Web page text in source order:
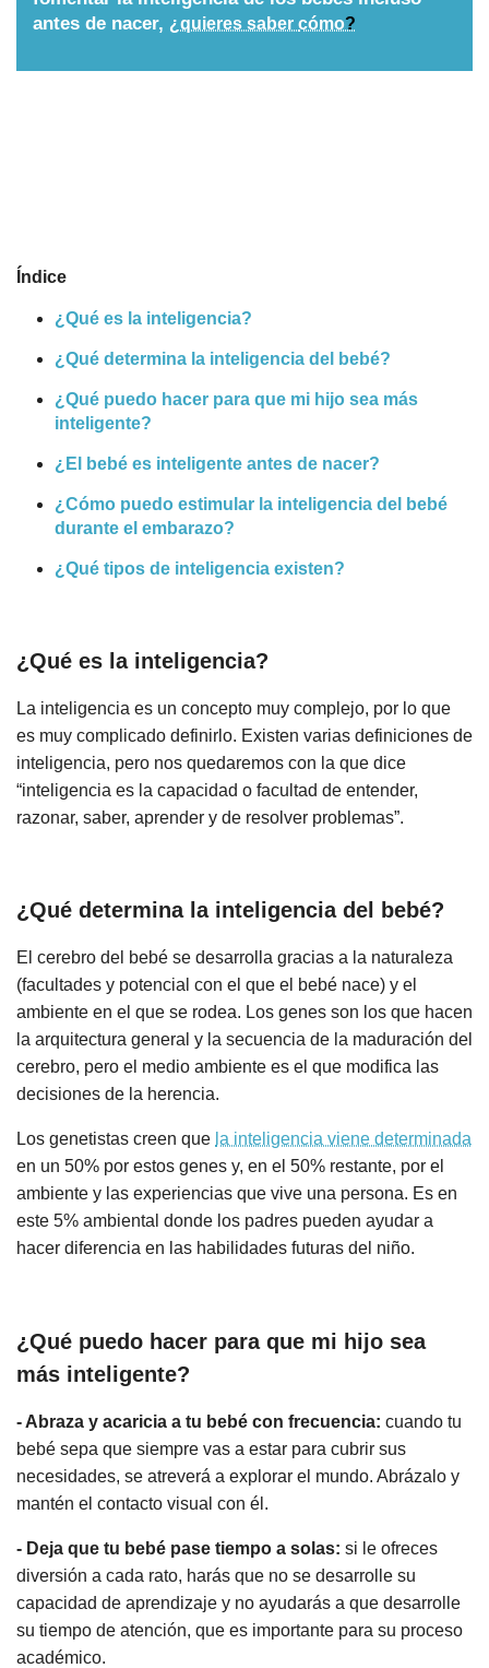
Nombres
antes de nacer, ¿quieres saber cómo?
Índice
¿Qué es la inteligencia?
¿Qué determina la inteligencia del bebé?
¿Qué puedo hacer para que mi hijo sea más
inteligente?
¿El bebé es inteligente antes de nacer?
¿Cómo puedo estimular la inteligencia del bebé
durante el embarazo?
¿Qué tipos de inteligencia existen?
¿Qué es la inteligencia?
La inteligencia es un concepto muy complejo, por lo que
es muy complicado definirlo. Existen varias definiciones de
inteligencia, pero nos quedaremos con la que dice
“inteligencia es la capacidad o facultad de entender,
razonar, saber, aprender y de resolver problemas”.
¿Qué determina la inteligencia del bebé?
El cerebro del bebé se desarrolla gracias a la naturaleza
(facultades y potencial con el que el bebé nace) y el
ambiente en el que se rodea. Los genes son los que hacen
la arquitectura general y la secuencia de la maduración del
cerebro, pero el medio ambiente es el que modifica las
decisiones de la herencia.
Los genetistas creen que la inteligencia viene determinada
en un 50% por estos genes y, en el 50% restante, por el
ambiente y las experiencias que vive una persona. Es en
este 5% ambiental donde los padres pueden ayudar a
hacer diferencia en las habilidades futuras del niño.
¿Qué puedo hacer para que mi hijo sea
más inteligente?
- Abraza y acaricia a tu bebé con frecuencia: cuando tu
bebé sepa que siempre vas a estar para cubrir sus
necesidades, se atreverá a explorar el mundo. Abrázalo y
mantén el contacto visual con él.
- Deja que tu bebé pase tiempo a solas: si le ofreces
diversión a cada rato, harás que no se desarrolle su
capacidad de aprendizaje y no ayudarás a que desarrolle
su tiempo de atención, que es importante para su proceso
académico.